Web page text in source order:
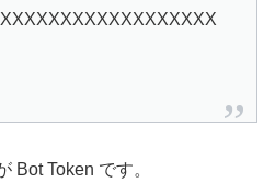
Bot Token です。